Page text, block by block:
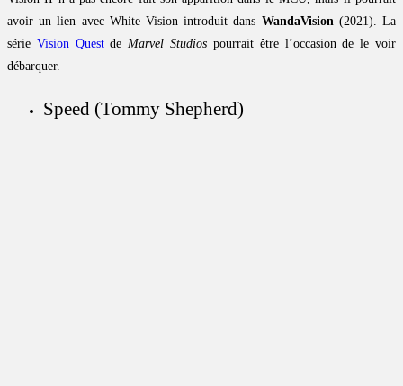
avoir un lien avec White Vision introduit dans WandaVision (2021). La
série Vision Questde Marvel Studios pourrait être l’occasion de le voir
débarquer.
Speed (Tommy Shepherd)